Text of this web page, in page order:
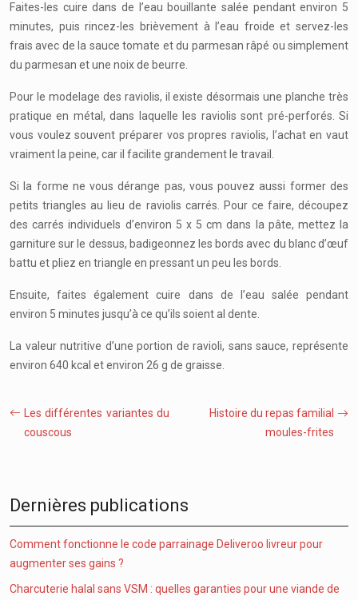
Faites-les cuire dans de l’eau bouillante salée pendant environ 5
minutes, puis rincez-les brièvement à l’eau froide et servez-les
frais avec de la sauce tomate et du parmesan râpé ou simplement
du parmesan et une noix de beurre.
Pour le modelage des raviolis, il existe désormais une planche très
pratique en métal, dans laquelle les raviolis sont pré-perforés. Si
vous voulez souvent préparer vos propres raviolis, l’achat en vaut
vraiment la peine, car il facilite grandement le travail.
Si la forme ne vous dérange pas, vous pouvez aussi former des
petits triangles au lieu de raviolis carrés. Pour ce faire, découpez
des carrés individuels d’environ 5 x 5 cm dans la pâte, mettez la
garniture sur le dessus, badigeonnez les bords avec du blanc d’œuf
battu et pliez en triangle en pressant un peu les bords.
Ensuite, faites également cuire dans de l’eau salée pendant
environ 5 minutes jusqu’à ce qu’ils soient al dente.
La valeur nutritive d’une portion de ravioli, sans sauce, représente
environ 640 kcal et environ 26 g de graisse.
Les différentes variantes du
couscous
Histoire du repas familial
moules-frites
Dernières publications
Comment fonctionne le code parrainage Deliveroo livreur pour
augmenter ses gains ?
Charcuterie halal sans VSM : quelles garanties pour une viande de